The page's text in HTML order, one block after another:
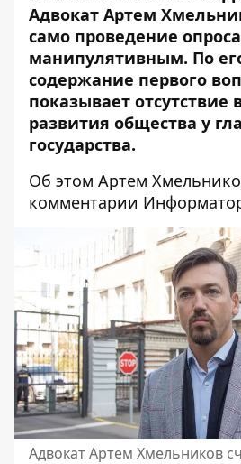
Адвокат Артем
само проведение
манипулятивным. По
содержание первого
показывает отсутствие
развития общества у
государства.
Об этом Артем
комментарии
Адвокат Артем Хмельников